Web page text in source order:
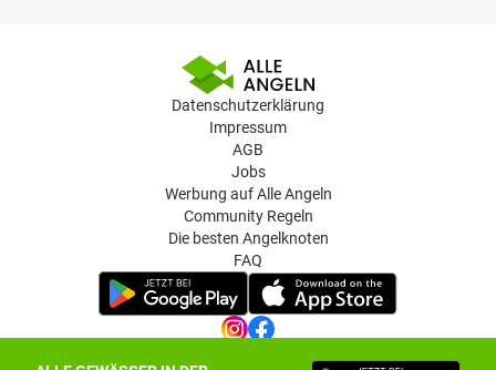
Datenschutzerklärung
Impressum
AGB
Jobs
Werbung auf Alle Angeln
Community Regeln
Die besten Angelknoten
FAQ